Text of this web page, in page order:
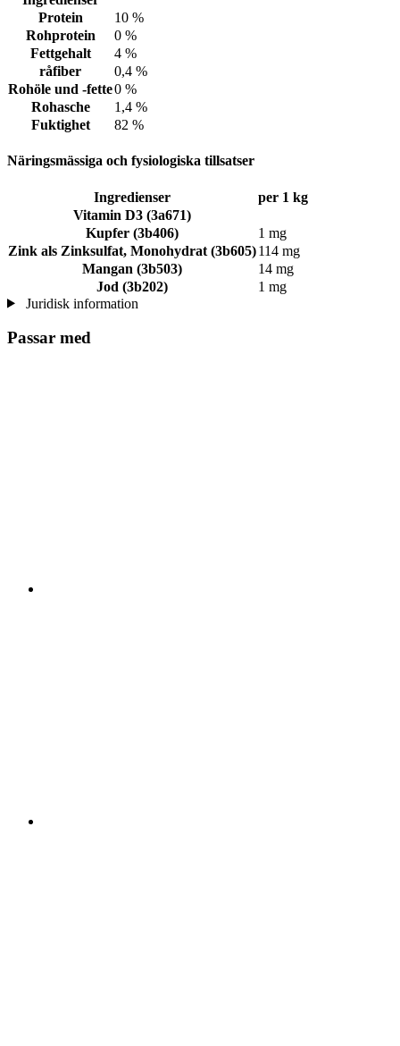
Protein
10 %
Rohprotein
0 %
Fettgehalt
4 %
råfiber
0,4 %
Rohöle und -fette0 %
Rohasche
1,4 %
Fuktighet
82 %
Näringsmässiga och fysiologiska tillsatser
Ingredienser
per 1 kg
Vitamin D3 (3a671)
Kupfer (3b406)
1 mg
Zink als Zinksulfat, Monohydrat (3b605)114 mg
Mangan (3b503)
14 mg
Jod (3b202)
1 mg
Juridisk information
Passar med